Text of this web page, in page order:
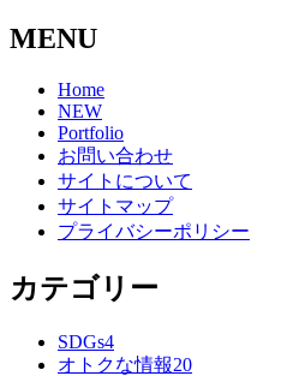
MENU
Home
NEW
Portfolio
お問い合わせ
サイトについて
サイトマップ
プライバシーポリシー
カテゴリー
SDGs4
オトクな情報20